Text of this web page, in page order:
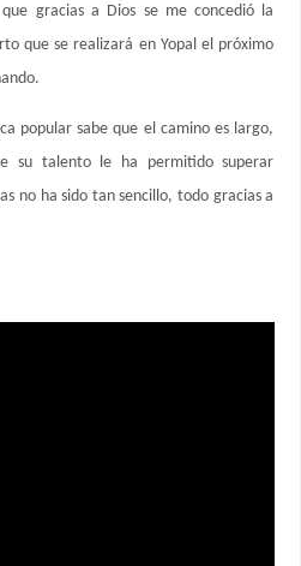
gracias a Dios se me concedió la
que se realizará en Yopal el próximo
popular sabe que el camino es largo,
su talento le ha permitido superar
no ha sido tan sencillo, todo gracias a